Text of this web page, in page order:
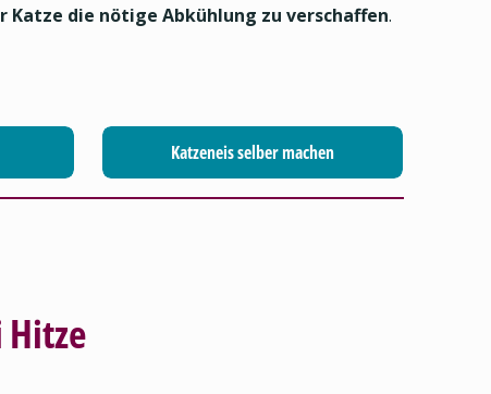
Katze die nötige Abkühlung zu verschaffen.
Katzeneis selber machen